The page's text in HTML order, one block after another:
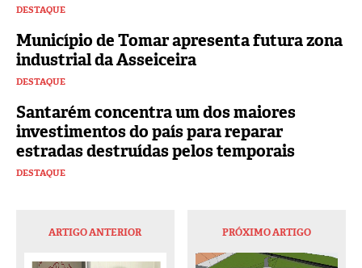
DESTAQUE
Município de Tomar apresenta futura zona
industrial da Asseiceira
DESTAQUE
Santarém concentra um dos maiores
investimentos do país para reparar
estradas destruídas pelos temporais
DESTAQUE
ARTIGO ANTERIOR PRÓXIMO ARTIGO